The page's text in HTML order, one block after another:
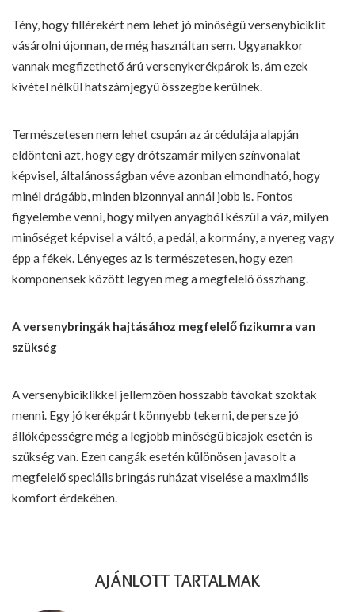
Tény, hogy fillérekért nem lehet jó minőségű versenybiciklit
vásárolni újonnan, de még használtan sem. Ugyanakkor
vannak megfizethető árú versenykerékpárok is, ám ezek
kivétel nélkül hatszámjegyű összegbe kerülnek.
Természetesen nem lehet csupán az árcédulája alapján
eldönteni azt, hogy egy drótszamár milyen színvonalat
képvisel, általánosságban véve azonban elmondható, hogy
minél drágább, minden bizonnyal annál jobb is. Fontos
figyelembe venni, hogy milyen anyagból készül a váz, milyen
minőséget képvisel a váltó, a pedál, a kormány, a nyereg vagy
épp a fékek. Lényeges az is természetesen, hogy ezen
komponensek között legyen meg a megfelelő összhang.
A versenybringák hajtásához megfelelő fizikumra van
szükség
A versenybiciklikkel jellemzően hosszabb távokat szoktak
menni. Egy jó kerékpárt könnyebb tekerni, de persze jó
állóképességre még a legjobb minőségű bicajok esetén is
szükség van. Ezen cangák esetén különösen javasolt a
megfelelő speciális bringás ruházat viselése a maximális
komfort érdekében.
AJÁNLOTT TARTALMAK